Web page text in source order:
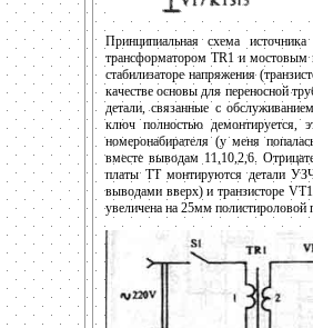
Принципиальная схема
трансформатором TR1 и
стабилизаторе напряжения
качестве основы для переносной
детали, связанные с
ключ полностью демонтируется,
номеронабирателя (у меня
вместе выводам 11,10,2,6.
платы ТТ монтируются детали
выводами вверх) и транзисторе
увеличена на 25мм полистироловой